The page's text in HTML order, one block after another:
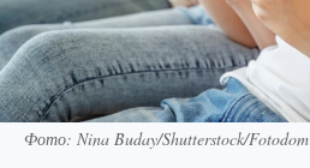
Фото: Nina Buday/Shutterstock/Fotodom